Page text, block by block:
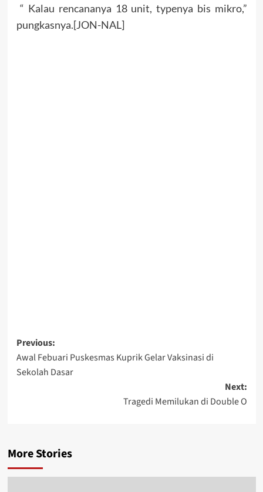
“ Kalau rencananya 18 unit, typenya bis mikro,”
pungkasnya.[JON-NAL]
Post
navigation
Previous:
Awal Febuari Puskesmas Kuprik Gelar Vaksinasi di
Sekolah Dasar
Next:
Tragedi Memilukan di Double O
More Stories